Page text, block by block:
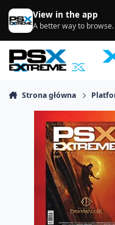
Skocz do zawartości
View in the app
A better way to browse.
Strona główna